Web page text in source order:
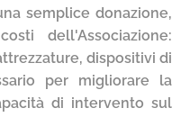
semplice donazione,
dell'Associazione:
dispositivi di
per migliorare la
di intervento sul